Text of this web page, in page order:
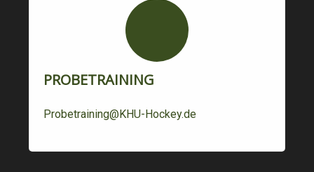
PROBETRAINING
Probetraining@KHU-Hockey.de